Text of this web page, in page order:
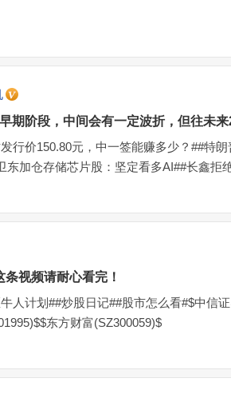
期阶段，中间会有一定波折，但往未
行价150.80元，中一签能赚多少？##特
东加仓存储芯片股：坚定看多AI##长鑫拒
视频请耐心看完！
人计划##炒股日记##股市怎么看#$中信
东方财富(SZ300059)$